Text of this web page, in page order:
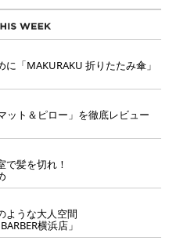
「MAKURAKU 折りたたみ傘」
ット＆ピロー」を徹底レビュー
で髪を切れ！
ような大人空間
横浜店」